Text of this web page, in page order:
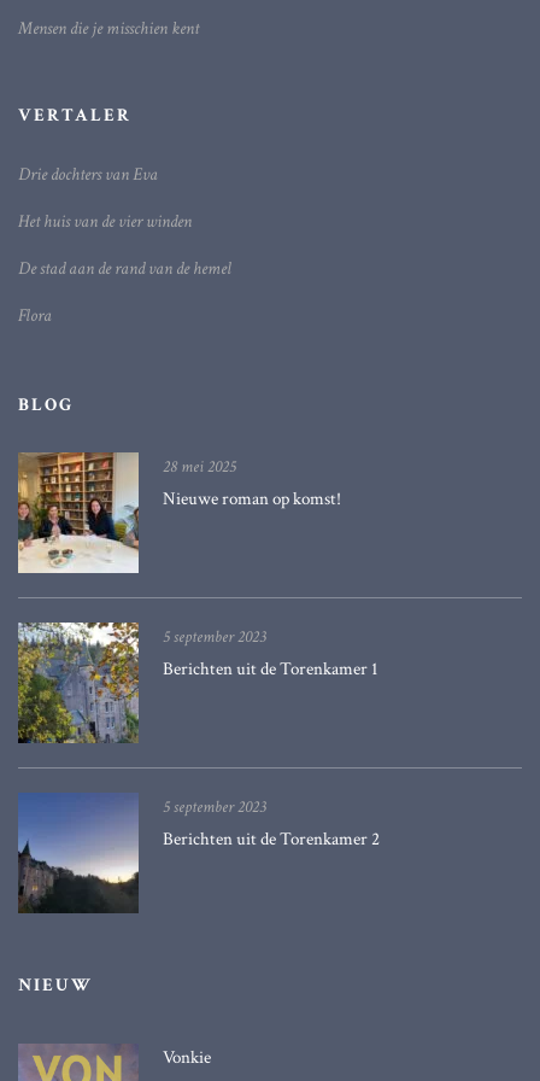
Mensen die je misschien kent
VERTALER
Drie dochters van Eva
Het huis van de vier winden
De stad aan de rand van de hemel
Flora
BLOG
28 mei 2025
Nieuwe roman op komst!
5 september 2023
Berichten uit de Torenkamer 1
5 september 2023
Berichten uit de Torenkamer 2
NIEUW
Vonkie